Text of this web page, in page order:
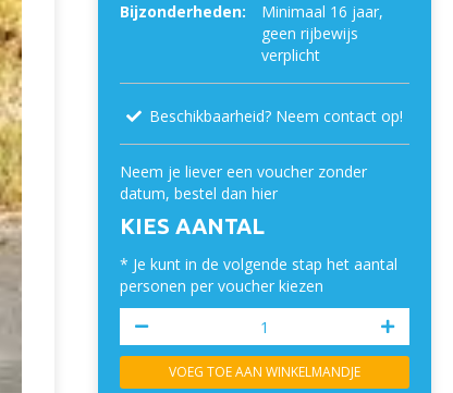
Bijzonderheden:
Minimaal 16 jaar,
geen rijbewijs
verplicht
Beschikbaarheid? Neem contact op!
Neem je liever een voucher zonder
datum, bestel dan hier
KIES AANTAL
* Je kunt in de volgende stap het aantal
personen per voucher kiezen
VOEG TOE AAN WINKELMANDJE